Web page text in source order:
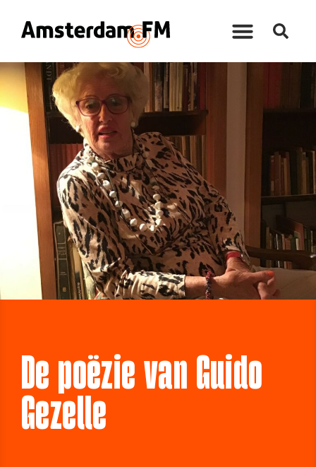
De poëzie van Guido
Gezelle